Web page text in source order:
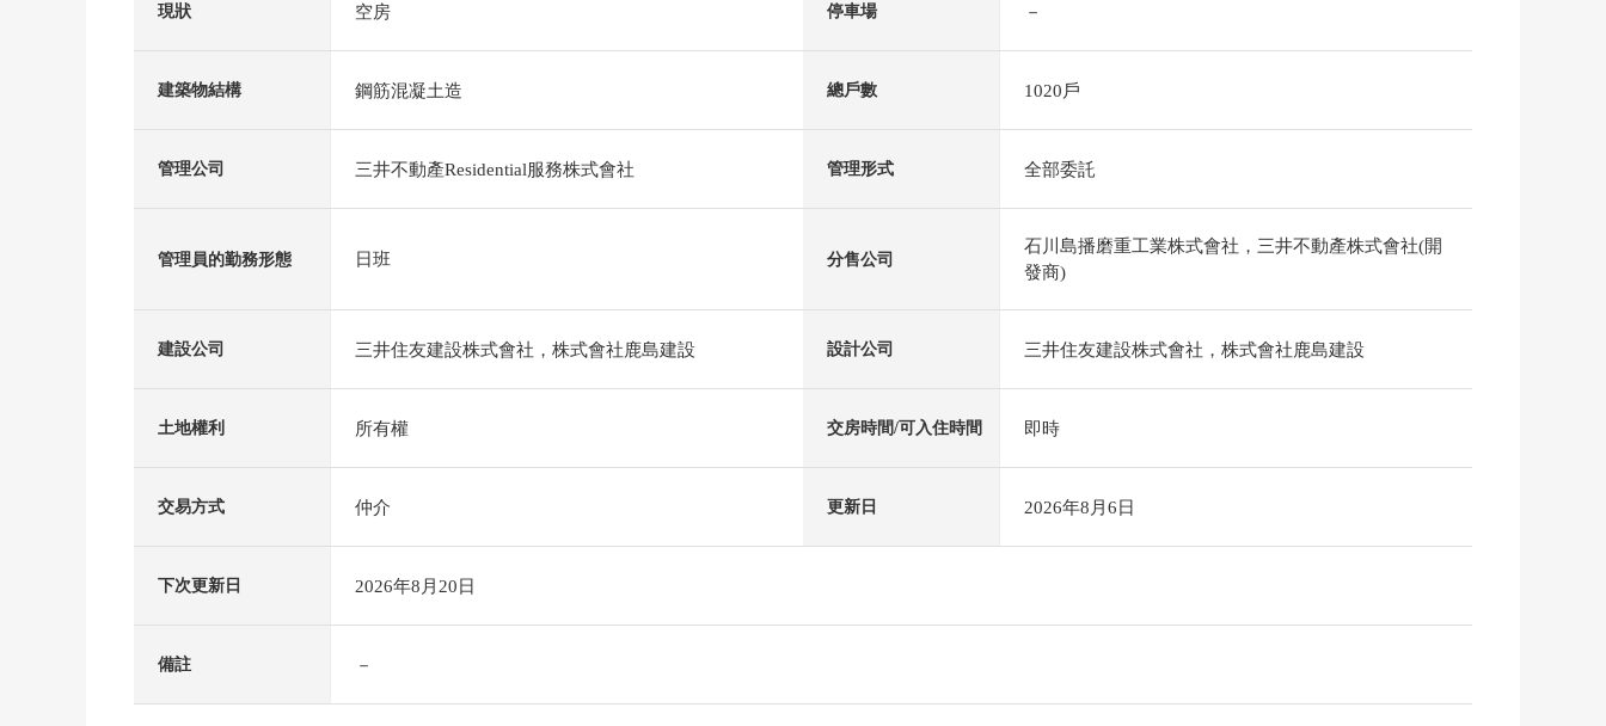
現狀 空房 停車場 －
建築物結構 鋼筋混凝土造 總戶數 1020戶
管理公司 三井不動產Residential服務株式會社 管理形式 全部委託
管理員的勤務形態 日班 分售公司
石川島播磨重工業株式會社，三井不動產株式會社(開
發商)
建設公司 三井住友建設株式會社，株式會社鹿島建設 設計公司 三井住友建設株式會社，株式會社鹿島建設
土地權利 所有權 交房時間/可入住時間 即時
交易方式 仲介 更新日 2026年8月6日
下次更新日 2026年8月20日
備註 －